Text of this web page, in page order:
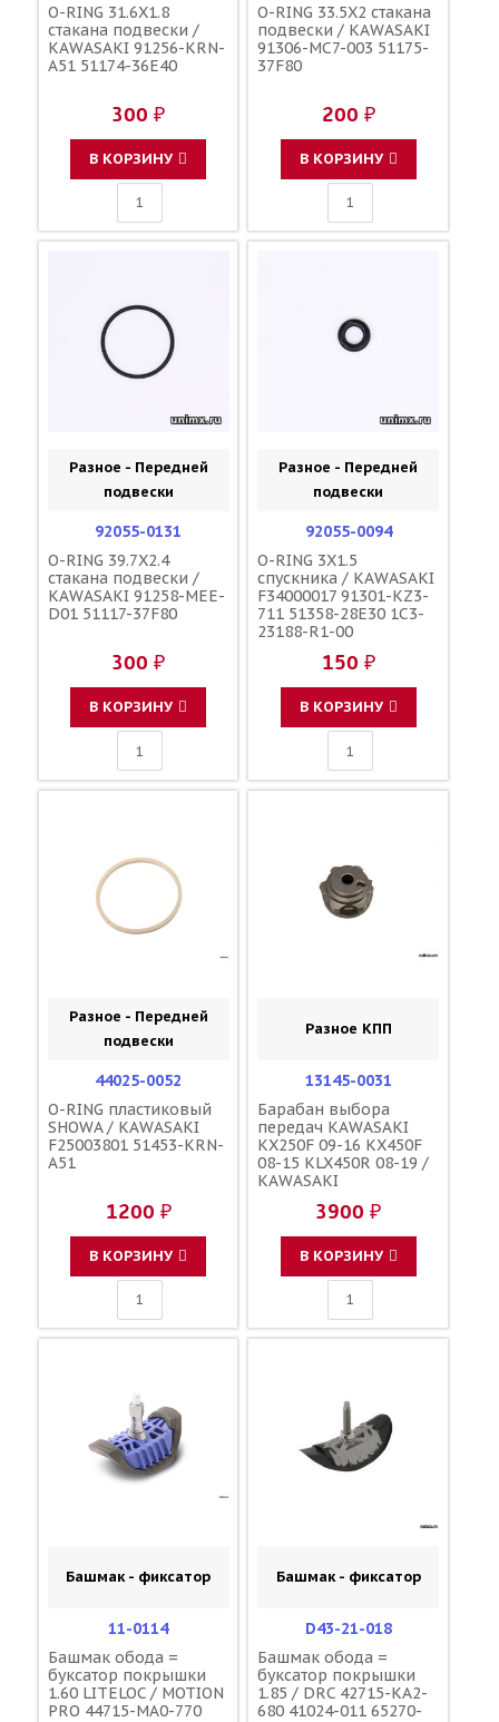
O-RING 31.6X1.8
стакана подвески /
KAWASAKI 91256-KRN-
A51 51174-36E40
300 ₽
В КОРЗИНУ
O-RING 33.5X2 стакана
подвески / KAWASAKI
91306-MC7-003 51175-
37F80
200 ₽
В КОРЗИНУ
Разное - Передней
подвески
92055-0131
O-RING 39.7X2.4
стакана подвески /
KAWASAKI 91258-MEE-
D01 51117-37F80
300 ₽
В КОРЗИНУ
Разное - Передней
подвески
92055-0094
O-RING 3X1.5
спускника / KAWASAKI
F34000017 91301-KZ3-
711 51358-28E30 1C3-
23188-R1-00
150 ₽
В КОРЗИНУ
Разное - Передней
подвески
44025-0052
O-RING пластиковый
SHOWA / KAWASAKI
F25003801 51453-KRN-
A51
1200 ₽
В КОРЗИНУ
Разное КПП
13145-0031
Барабан выбора
передач KAWASAKI
KX250F 09-16 KX450F
08-15 KLX450R 08-19 /
KAWASAKI
3900 ₽
В КОРЗИНУ
Башмак - фиксатор
11-0114
Башмак обода =
буксатор покрышки
1.60 LITELOC / MOTION
PRO 44715-MA0-770
Башмак - фиксатор
D43-21-018
Башмак обода =
буксатор покрышки
1.85 / DRC 42715-KA2-
680 41024-011 65270-